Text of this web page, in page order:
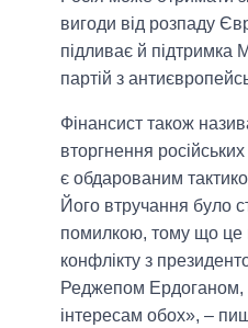
вигоди від розпаду
підливає й підтримка
партій з
Фінансист також
вторгнення
є обдарованим
Його втручання було
помилкою, тому що це
конфлікту з
Реджепом Ердоганом,
інтересам обох», –